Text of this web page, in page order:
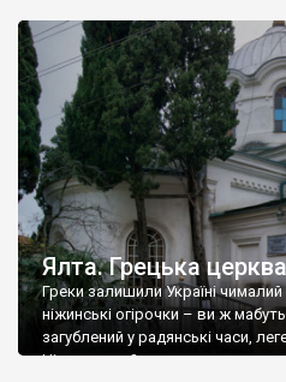
Ялта. Грецька
Греки залишили Україні
ніжинські огірочки – ви ж
загублений у радянські часи,
Ніжин греки?